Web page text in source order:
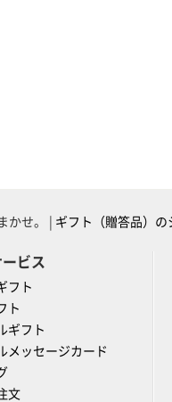
かせ。 | ギフト（贈答品）の
ビス
フト
ト
ギフト
メッセージカード
文